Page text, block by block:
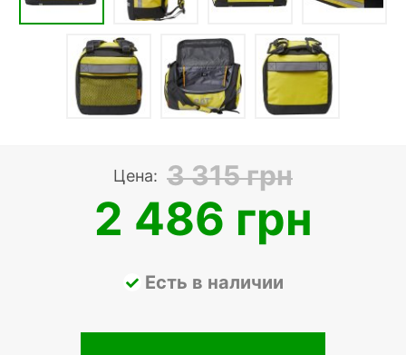
Цена: 3 315 грн
2 486 грн
Есть в наличии